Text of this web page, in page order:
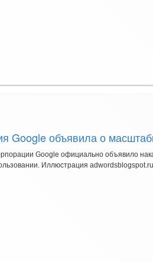
Google объявила о
Google официально объявило
Иллюстрация